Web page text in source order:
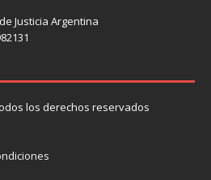
Justicia Argentina
los derechos reservados